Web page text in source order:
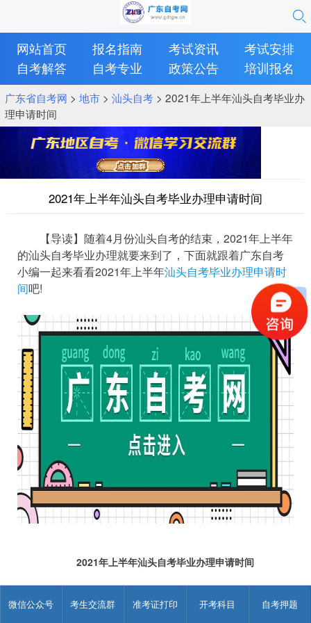
微信公众号 考生交流群 准考证打印 开考科目 自考押题
网站首页 报名指南 考试资讯
考试安排
自考解答
自考专业 政策公告 培训报名
广东省自考网 > 地市> 汕头自考> 2021年上半年汕头自考毕业办
理申请时间
2021年上半年汕头自考毕业办理申请时间
【导读】随着4月份汕头自考的结束，2021年上半年
的汕头自考毕业办理就要来到了，下面就跟着广东自考
小编一起来看看2021年上半年汕头自考毕业办理申请时
间吧!
2021年上半年汕头自考毕业办理申请时间
网上申请时间为上半年6月15-20日，提交毕业材料时间、地